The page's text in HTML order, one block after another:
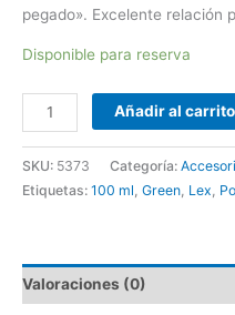
pegado». Excelente relación
Disponible para reserva
Añadir al carrito
SKU: 5373 Categoría:
Etiquetas: 100 ml, Green, Lex,
Valoraciones (0)